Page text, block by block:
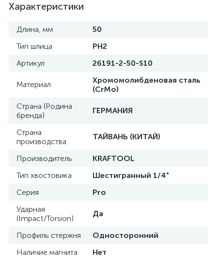
Характеристики
Длина, мм
50
Тип шлица
PH2
Артикул
26191-2-50-S10
Материал
Хромомолибденовая сталь
(CrMo)
Страна (Родина
бренда)
ГЕРМАНИЯ
Страна
производства
ТАЙВАНЬ (КИТАЙ)
Производитель
KRAFTOOL
Тип хвостовика
Шестигранный 1/4"
Серия
Pro
Ударная
(Impact/Torsion)
Да
Профиль стержня
Односторонний
Наличие магнита
Нет